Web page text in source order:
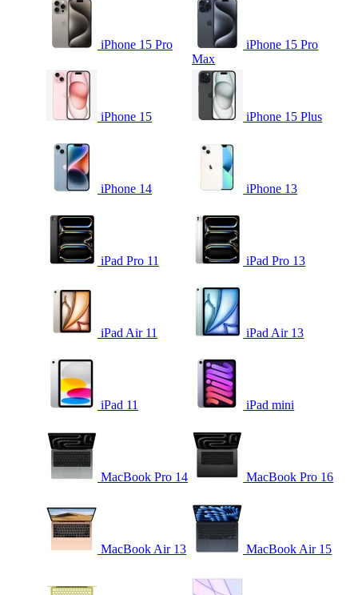
iPhone 15 Pro
iPhone 15 Pro
Max
iPhone 15 iPhone 15 Plus
iPhone 14 iPhone 13
iPad Pro 11 iPad Pro 13
iPad Air 11 iPad Air 13
iPad 11 iPad mini
MacBook Pro 14 MacBook Pro 16
MacBook Air 13 MacBook Air 15